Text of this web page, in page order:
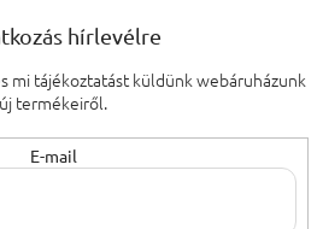
hírlevélre
mi tájékoztatást küldünk webáruházunk
új termékeiről.
E-mail